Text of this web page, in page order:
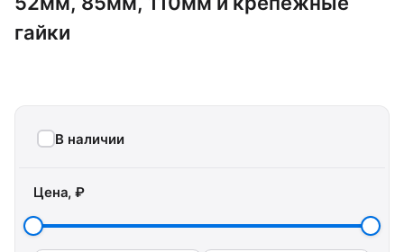
гайки
В наличии
Цена, ₽